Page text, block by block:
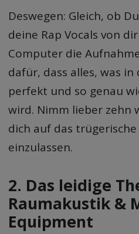
Deswegen: Gleich, ob
deine Rap Vocals von
Computer die
dafür, dass alles, was
perfekt und so genau
wird. Nimm lieber zehn
dich auf das
einzulassen.
2. Das leidige
Raumakustik &
Equipment